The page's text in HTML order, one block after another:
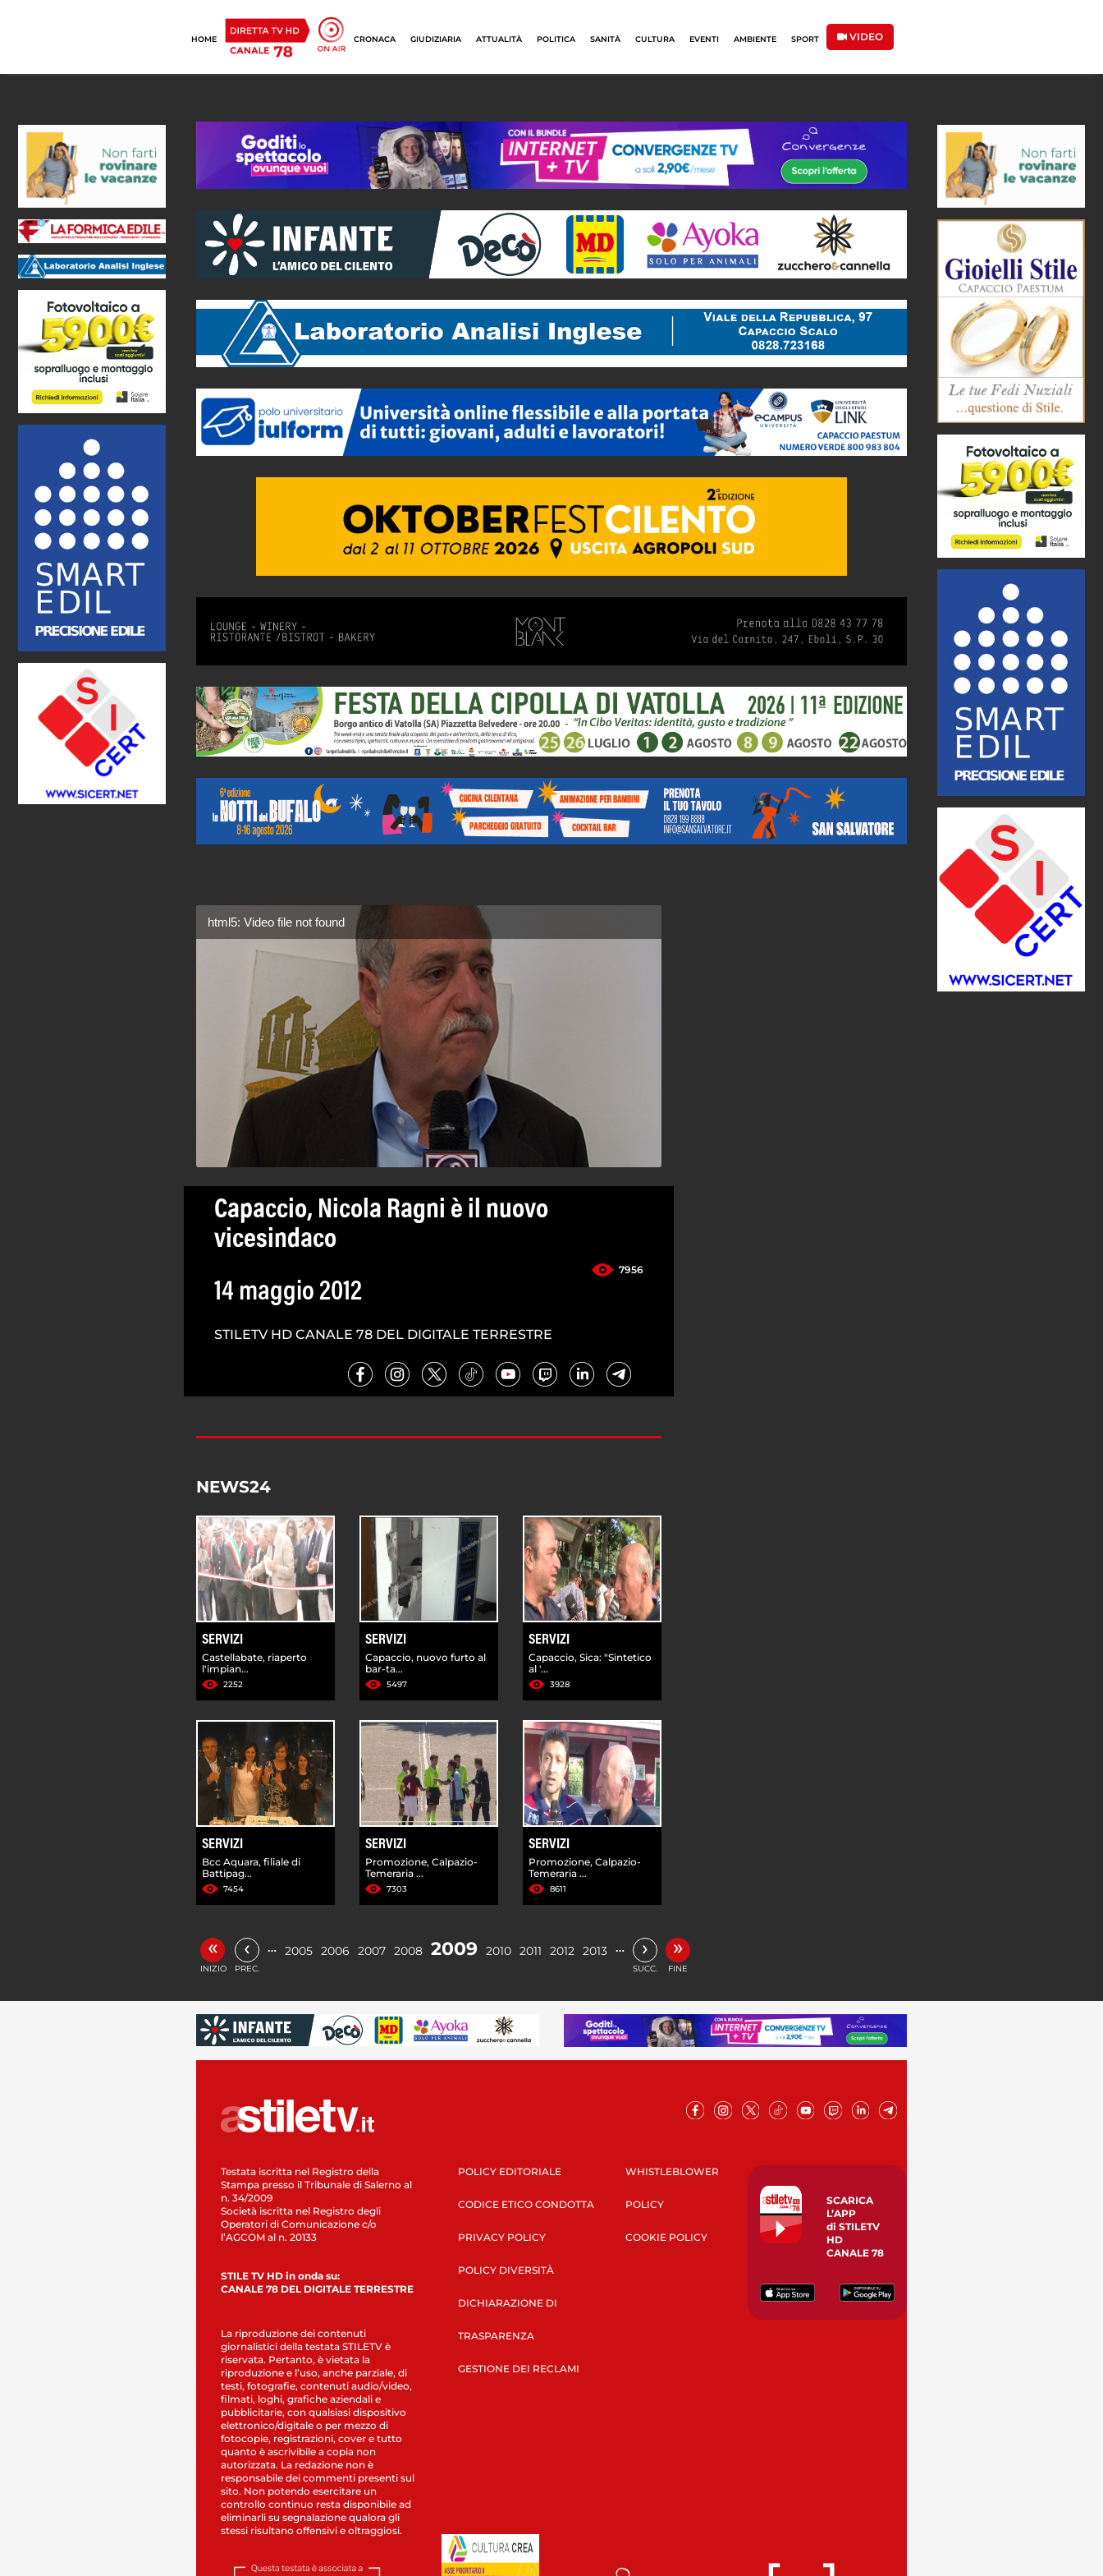
HOME CRONACA GIUDIZIARIA ATTUALITÀ POLITICA SANITÀ CULTURA EVENTI AMBIENTE SPORT VIDEO
html5: Video file not found
Capaccio, Nicola Ragni è il nuovo
vicesindaco
7956
14 maggio 2012
STILETV HD CANALE 78 DEL DIGITALE TERRESTRE
NEWS24
SERVIZI
Castellabate, riaperto
l'impian...
2252
SERVIZI
Capaccio, nuovo furto al
bar-ta...
5497
SERVIZI
Capaccio, Sica: "Sintetico
al '...
3928
SERVIZI
Bcc Aquara, filiale di
Battipag...
7454
SERVIZI
Promozione, Calpazio-
Temeraria ...
7303
SERVIZI
Promozione, Calpazio-
Temeraria ...
8611
«
INIZIO
‹
PREC.
… 2005 2006 2007 2008 2009 2010 2011 2012 2013 … ›
SUCC.
»
FINE
Testata iscritta nel Registro della
Stampa presso il Tribunale di Salerno al
n. 34/2009
Società iscritta nel Registro degli
Operatori di Comunicazione c/o
l’AGCOM al n. 20133
STILE TV HD in onda su:
CANALE 78 DEL DIGITALE TERRESTRE
La riproduzione dei contenuti
giornalistici della testata STILETV è
riservata. Pertanto, è vietata la
riproduzione e l’uso, anche parziale, di
testi, fotografie, contenuti audio/video,
filmati, loghi, grafiche aziendali e
pubblicitarie, con qualsiasi dispositivo
elettronico/digitale o per mezzo di
fotocopie, registrazioni, cover e tutto
quanto è ascrivibile a copia non
autorizzata. La redazione non è
responsabile dei commenti presenti sul
sito. Non potendo esercitare un
controllo continuo resta disponibile ad
eliminarli su segnalazione qualora gli
stessi risultano offensivi e oltraggiosi.
POLICY EDITORIALE
CODICE ETICO CONDOTTA
PRIVACY POLICY
POLICY DIVERSITÀ
DICHIARAZIONE DI
TRASPARENZA
GESTIONE DEI RECLAMI
WHISTLEBLOWER
POLICY
COOKIE POLICY
SCARICA
L’APP
di STILETV
HD
CANALE 78